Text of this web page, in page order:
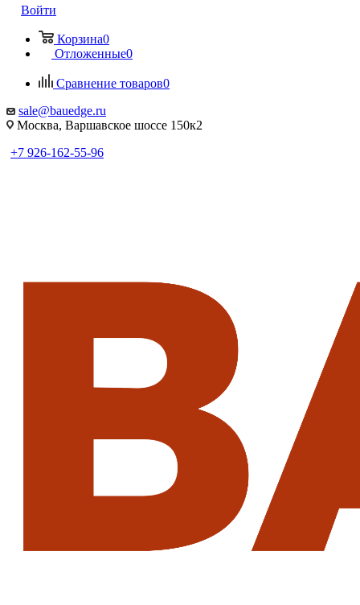
Войти
Корзина0
Отложенные0
Сравнение товаров0
sale@bauedge.ru
Москва, Варшавское шоссе 150к2
+7 926-162-55-96